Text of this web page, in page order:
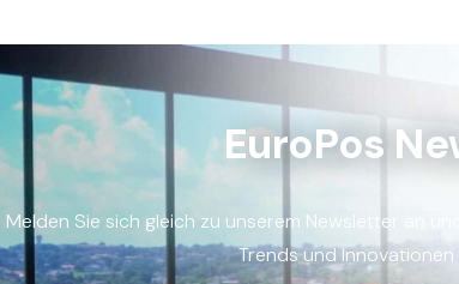
EuroPos
Melden Sie sich gleich zu unserem Newsletter an
Trends und Innovationen